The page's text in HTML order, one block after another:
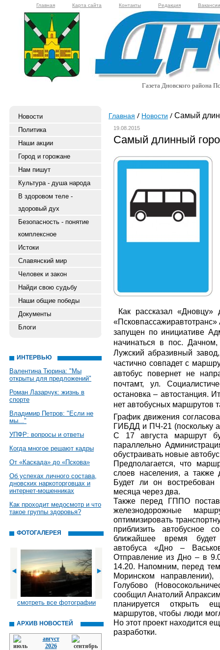
Главная Карта сайта Контакты Редакция Вакансии
Газета Дновского района
Новости
Политика
Наши акции
Город и горожане
Нам пишут
Культура - душа народа
В здоровом теле -
здоровый дух
Безопасность - понятие
комплексное
Истоки
Славянский мир
Человек и закон
Найди свою судьбу
Наши общие победы
Документы
Блоги
ИНТЕРВЬЮ
Валентина Тюрина: "Мы
открыты для предложений"
Роман Лазарчук: жизнь в
спорте
Владимир Петров: "Если не
мы..."
УПФР: вопросы и ответы
Когда многое решают кадры
От «Каскада» до «Пскова»
Об успехах личного состава,
дновских наркоторговцах и
интернет-мошенниках
Как проходит медосмотр и что
такое группы здоровья?
ФОТОГАЛЕРЕЯ
смотреть все фотографии
АРХИВ НОВОСТЕЙ
август
2026
Главная Новости Самый
19.08.2015
Самый длинный
Как рассказал
запущен по инициативе
начинаться в пос.
Лужский абразивный
частично совпадет с
автобус повернет не
почтамт, ул.
остановка – автостанция.
нет автобусных маршрутов
График движения
ГИБДД и ПЧ-21 (поскольку
С 17 августа маршрут
параллельно
обустраивать новые
Предполагается, что
слоев населения, а также
Будет ли он востребован
месяца через два.
Также перед ГППО
железнодорожные
оптимизировать
приблизить автобусное
ближайшее время будет
автобуса «Дно –
Отправление из Дно – в
14.20. Напомним, перед
Моринском направлении),
Голубово
сообщил Анатолий
планируется открыть
маршрутов, чтобы люди
Но этот проект находится
разработки.